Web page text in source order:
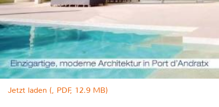
Jetzt laden (, PDF, 12.9 MB)